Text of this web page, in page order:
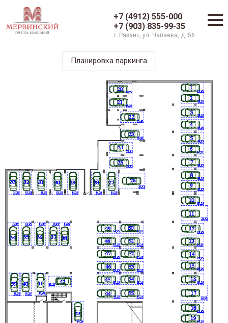
+7 (4912) 555-000
+7 (903) 835-99-35
г. Рязань, ул. Чапаева, д. 56
Планировка паркинга